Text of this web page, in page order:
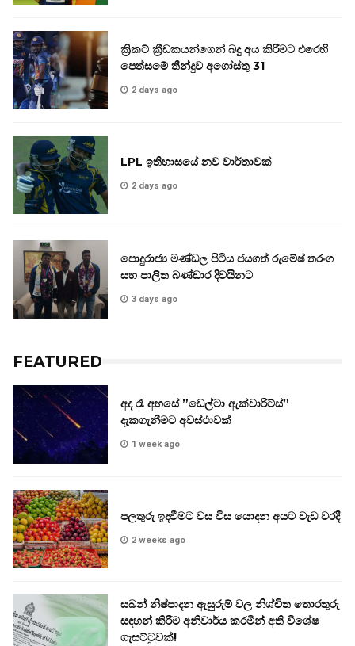
ක්‍රිකට් ක්‍රීඩකයන්ගෙන් බදු අය කිරීමට එරෙහි
පෙත්සමේ තීන්දුව අගෝස්තු 31
2 days ago
LPL ඉතිහාසයේ නව වාර්තාවක්
2 days ago
පොදුරාජ්‍ය මණ්ඩල පිටිය ජයගත් රුමේෂ් තරංග
සහ පාලිත බණ්ඩාර දිවයිනට
3 days ago
FEATURED
අද රෑ අහසේ ”ඩෙල්ටා ඇක්වාරිට්ස්”
දැකගැනීමට අවස්ථාවක්
1 week ago
පලතුරු ඉදවීමට වස විස යොදන අයට වැඩ වරදී
2 weeks ago
සබන් නිෂ්පාදන ඇසුරුම් වල නිශ්චිත තොරතුරු
සඳහන් කිරීම අනිවාර්ය කරමින් අති විශේෂ
ගැසට්ටුවක්!